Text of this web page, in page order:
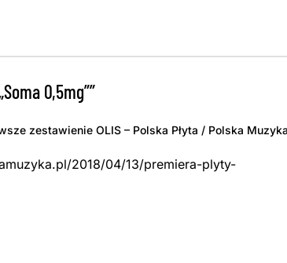
0,5mg””
zestawienie OLIS – Polska Płyta / Polska
2018/04/13/premiera-plyty-